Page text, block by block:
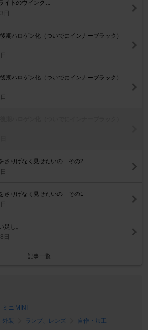
イトのウインク…
日
期ハロゲン化（ついでにインナーブラック）
期ハロゲン化（ついでにインナーブラック）
さりげなく見せたいの その2
さりげなく見せたいの その1
足し。
日
記事一覧
ミニ MINI
外装 ランプ、レンズ
自作・加工